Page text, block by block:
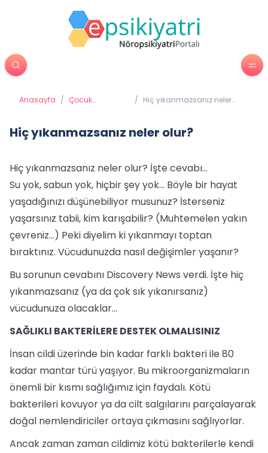
Anasayfa / Çocuk
/ Hiç yıkanmazsanız neler
Hiç yıkanmazsanız neler olur?
Hiç yıkanmazsanız neler olur? İşte cevabı...
Su yok, sabun yok, hiçbir şey yok... Böyle bir hayat
yaşadığınızı düşünebiliyor musunuz? İsterseniz
yaşarsınız tabii, kim karışabilir? (Muhtemelen yakın
çevreniz...) Peki diyelim ki yıkanmayı toptan
bıraktınız. Vücudunuzda nasıl değişimler yaşanır?
Bu sorunun cevabını Discovery News verdi. İşte hiç
yıkanmazsanız (ya da çok sık yıkanırsanız)
vücudunuza olacaklar...
SAĞLIKLI BAKTERİLERE DESTEK OLMALISINIZ
İnsan cildi üzerinde bin kadar farklı bakteri ile 80
kadar mantar türü yaşıyor. Bu mikroorganizmaların
önemli bir kısmı sağlığımız için faydalı. Kötü
bakterileri kovuyor ya da cilt salgılarını parçalayarak
doğal nemlendiriciler ortaya çıkmasını sağlıyorlar.
Ancak zaman zaman cildimiz kötü bakterilerle kendi